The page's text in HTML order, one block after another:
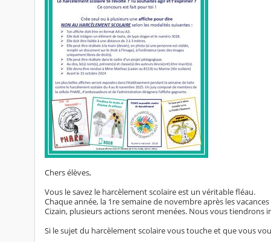
Chers élèves,
Vous le savez le harcèlement scolaire est un véritable fléau.
Chaque année, la 1re semaine de novembre après les
Cizain, plusieurs actions seront menées. Nous vous tiendrons
Si le sujet du harcèlement scolaire vous touche et que vous